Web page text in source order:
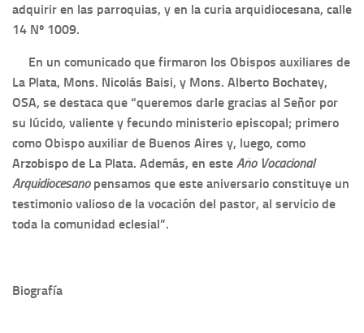
adquirir en las parroquias, y en la curia arquidiocesana, calle
14 Nº 1009.
En un comunicado que firmaron los Obispos auxiliares de
La Plata, Mons. Nicolás Baisi, y Mons. Alberto Bochatey,
OSA, se destaca que “queremos darle gracias al Señor por
su lúcido, valiente y fecundo ministerio episcopal; primero
como Obispo auxiliar de Buenos Aires y, luego, como
Arzobispo de La Plata. Además, en este Año Vocacional
Arquidiocesanopensamos que este aniversario constituye un
testimonio valioso de la vocación del pastor, al servicio de
toda la comunidad eclesial”.
Biografía